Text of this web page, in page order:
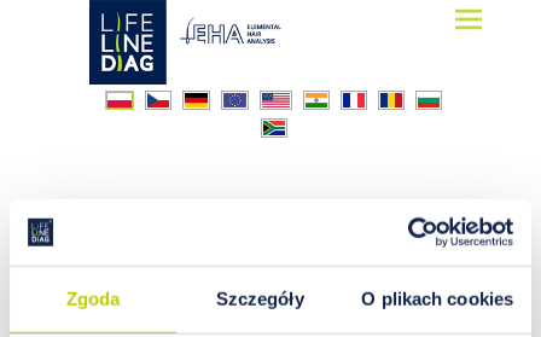
Zgoda Szczegóły O plikach cookies
Lifelinediag
Elemental Hair Analysis